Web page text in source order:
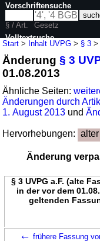
Start > Inhalt UVPG > § 3
Änderung§ 3
01.08.2013
Ähnliche Seiten:
Änderungen durch
1. August 2013 und
Hervorhebungen:
Änderung
§ 3 UVPG a.F. (alte
in der vor dem
geltenden
← frühere Fassung
Vorschriftensuche
§ / Art.
Gesetz
Volltextsuche
nur in UVPG